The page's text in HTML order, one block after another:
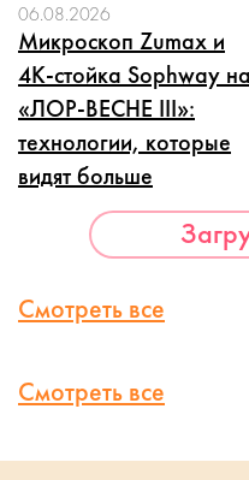
06.08.2026
Микроскоп Zumax и
4K-стойка Sophway на
«ЛОР-ВЕСНЕ III»:
технологии, которые
видят больше
Смотреть все
Смотреть все